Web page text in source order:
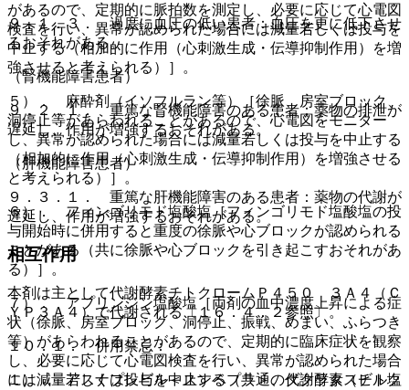
があるので、定期的に脈拍数を測定し、必要に応じて心電図
検査を行い、異常が認められた場合には減量若しくは投与を
中止する（相加的に作用（心刺激生成・伝導抑制作用）を増
強させると考えられる）］。
５）． 麻酔剤（イソフルラン等）［徐脈、房室ブロック、
洞停止等があらわれることがあるので、心電図をモニター
し、異常が認められた場合には減量若しくは投与を中止する
（相加的に作用（心刺激生成・伝導抑制作用）を増強させる
と考えられる）］。
６）． フィンゴリモド塩酸塩［フィンゴリモド塩酸塩の投
与開始時に併用すると重度の徐脈や心ブロックが認められる
ことがある（共に徐脈や心ブロックを引き起こすおそれがあ
る）］。
７）． アプリンジン塩酸塩［両剤の血中濃度上昇による症
状（徐脈、房室ブロック、洞停止、振戦、めまい、ふらつき
等）があらわれることがあるので、定期的に臨床症状を観察
し、必要に応じて心電図検査を行い、異常が認められた場合
には減量若しくは投与を中止する（共通の代謝酵素（チトク
９．１．３． 過度に血圧の低い患者：血圧を更に低下させ
るおそれがある。
（腎機能障害患者）
９．２．１． 重篤な腎機能障害のある患者：薬物の排泄が
遅延し、作用が増強するおそれがある。
（肝機能障害患者）
９．３．１． 重篤な肝機能障害のある患者：薬物の代謝が
遅延し、作用が増強するおそれがある。
相互作用
本剤は主として代謝酵素チトクロームＰ４５０ ３Ａ４（Ｃ
ＹＰ３Ａ４）で代謝される〔１６．４．２参照〕。
１０．１． 併用禁忌：
１）． アスナプレビル＜スンベプラ＞、ダクラタスビル塩